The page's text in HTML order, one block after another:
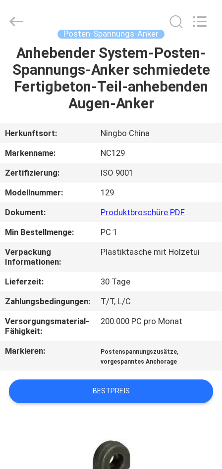
ZU
HAUSE
PRODUKTE
VIDEOS
UNS
WERKSBESICHTIGUNG
QUALITÄTSKONTROLLE
KONTAKT
UNS
NEUIGKEITEN
ANGEBOT
Foundry
CO.,LTD.
Posten-Spannungs-Anker
Anhebender System-Posten-
Spannungs-Anker schmiedete
Fertigbeton-Teil-anhebenden
Augen-Anker
Herkunftsort:
Ningbo China
Markenname:
NC129
Zertifizierung:
ISO 9001
Modellnummer:
129
Dokument:
Produktbroschüre PDF
Min Bestellmenge:
PC 1
Verpackung
Informationen:
Plastiktasche mit Holzetui
Lieferzeit:
30 Tage
Zahlungsbedingungen:
T/T, L/C
Versorgungsmaterial-
Fähigkeit:
200.000 PC pro Monat
Markieren: Postenspannungszusätze,
vorgespanntes Anchorage
BESTPREIS